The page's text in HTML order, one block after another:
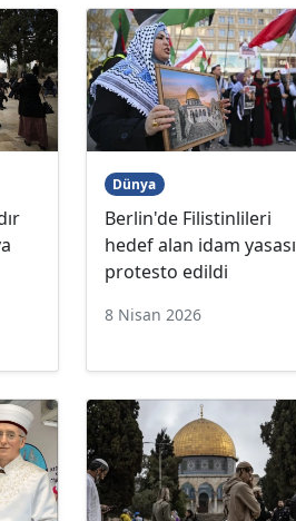
Dünya
Berlin'de Filistinlileri
hedef alan idam yasası
protesto edildi
8 Nisan 2026